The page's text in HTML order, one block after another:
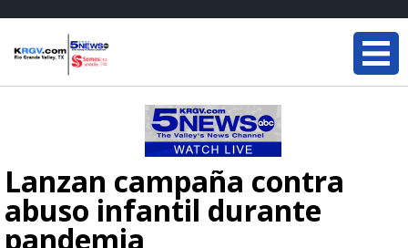
Lanzan campaña contra
abuso infantil durante
pandemia